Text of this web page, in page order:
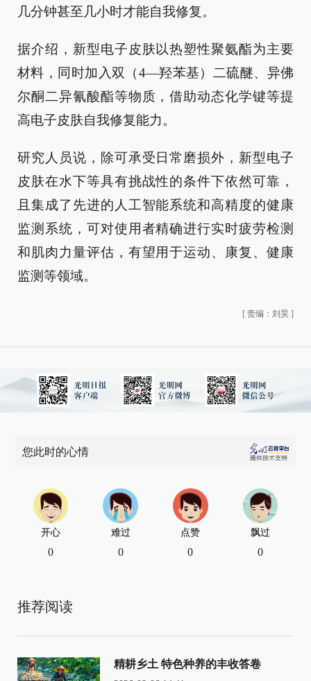
几分钟甚至几小时才能自我修复。
据介绍，新型电子皮肤以热塑性聚氨酯为主要
材料，同时加入双（4—羟苯基）二硫醚、异佛
尔酮二异氰酸酯等物质，借助动态化学键等提
高电子皮肤自我修复能力。
研究人员说，除可承受日常磨损外，新型电子
皮肤在水下等具有挑战性的条件下依然可靠，
且集成了先进的人工智能系统和高精度的健康
监测系统，可对使用者精确进行实时疲劳检测
和肌肉力量评估，有望用于运动、康复、健康
监测等领域。
[ 责编：刘昊 ]
您此时的心情
开心
0
难过
0
点赞
0
飘过
0
推荐阅读
精耕乡土 特色种养的丰收答卷